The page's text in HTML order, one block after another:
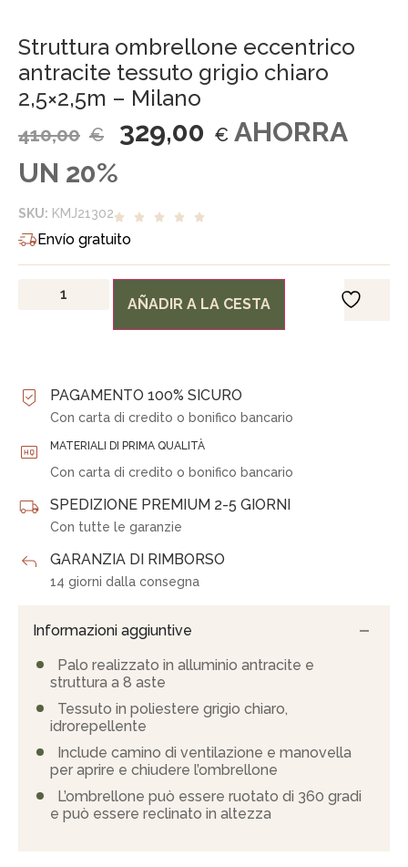
Struttura ombrellone eccentrico
antracite tessuto grigio chiaro
2,5×2,5m – Milano
410,00 € 329,00 € AHORRA
UN 20%
SKU: KMJ21302
Envío gratuito
AÑADIR A LA CESTA
PAGAMENTO 100% SICURO
Con carta di credito o bonifico bancario
MATERIALI DI PRIMA QUALITÀ
Con carta di credito o bonifico bancario
SPEDIZIONE PREMIUM 2-5 GIORNI
Con tutte le garanzie
GARANZIA DI RIMBORSO
14 giorni dalla consegna
Informazioni aggiuntive
Palo realizzato in alluminio antracite e
struttura a 8 aste
Tessuto in poliestere grigio chiaro,
idrorepellente
Include camino di ventilazione e manovella
per aprire e chiudere l’ombrellone
L’ombrellone può essere ruotato di 360 gradi
e può essere reclinato in altezza